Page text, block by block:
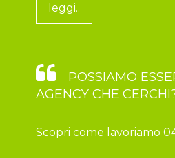
leggi..
POSSIAMO
AGENCY CHE
Scopri come lavoriamo